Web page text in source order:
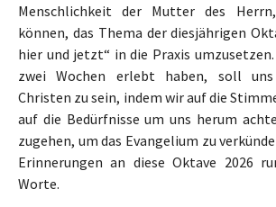
Menschlichkeit der Mutter des
können, das Thema der diesjährigen
hier und jetzt“ in die Praxis
zwei Wochen erlebt haben, soll
Christen zu sein, indem wir auf die
auf die Bedürfnisse um uns herum
zugehen, um das Evangelium zu
Erinnerungen an diese Oktave 2026
Worte.